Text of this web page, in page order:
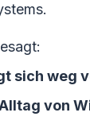
sich weg
von